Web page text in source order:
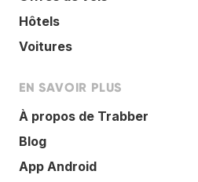
Hôtels
Voitures
EN SAVOIR PLUS
À propos de Trabber
Blog
App Android